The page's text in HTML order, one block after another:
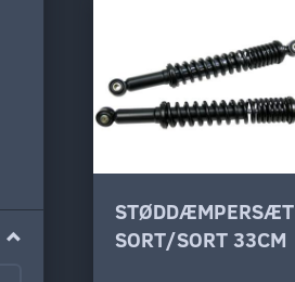
STØDDÆMPERSÆT
SORT/SORT 33CM